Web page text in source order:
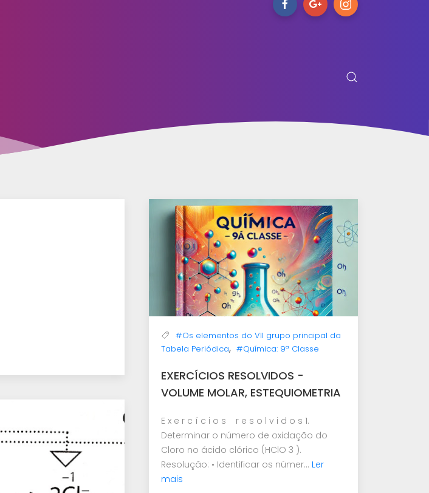
#Os elementos do VII grupo principal da
Tabela Periódica, #Química: 9ª Classe
EXERCÍCIOS RESOLVIDOS -
VOLUME MOLAR, ESTEQUIOMETRIA
E x e r c í c i o s r e s o l v i d o s 1.
Determinar o número de oxidação do
Cloro no ácido clórico (HClO 3 ).
Resolução: • Identificar os númer... Ler
mais